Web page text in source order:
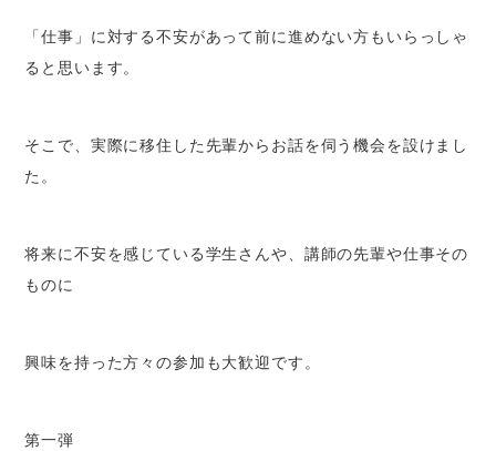
「仕事」に対する不安があって前に進めない方もいらっしゃ
ると思います。
そこで、実際に移住した先輩からお話を伺う機会を設けまし
た。
将来に不安を感じている学生さんや、講師の先輩や仕事その
ものに
興味を持った方々の参加も大歓迎です。
第一弾